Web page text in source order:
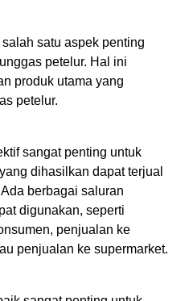
satu aspek penting
petelur. Hal ini
produk utama yang
petelur.
sangat penting untuk
dihasilkan dapat terjual
berbagai saluran
digunakan, seperti
penjualan ke
penjualan ke supermarket.